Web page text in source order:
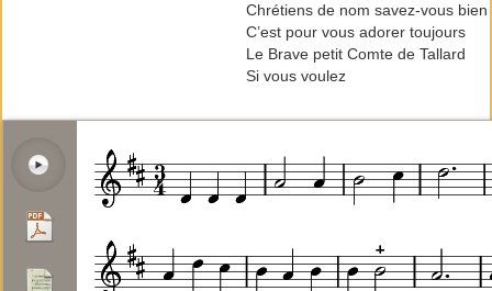
Chrétiens de nom savez-vous bien
C’est pour vous adorer toujours
Le Brave petit Comte de Tallard
Si vous voulez